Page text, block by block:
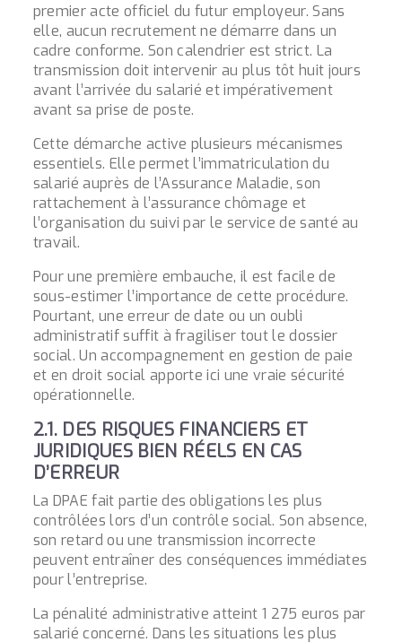
premier acte officiel du futur employeur. Sans
elle, aucun recrutement ne démarre dans un
cadre conforme. Son calendrier est strict. La
transmission doit intervenir au plus tôt huit jours
avant l’arrivée du salarié et impérativement
avant sa prise de poste.
Cette démarche active plusieurs mécanismes
essentiels. Elle permet l’immatriculation du
salarié auprès de l’Assurance Maladie, son
rattachement à l’assurance chômage et
l’organisation du suivi par le service de santé au
travail.
Pour une première embauche, il est facile de
sous-estimer l’importance de cette procédure.
Pourtant, une erreur de date ou un oubli
administratif suffit à fragiliser tout le dossier
social. Un accompagnement en gestion de paie
et en droit social apporte ici une vraie sécurité
opérationnelle.
2.1. DES RISQUES FINANCIERS ET
JURIDIQUES BIEN RÉELS EN CAS
D’ERREUR
La DPAE fait partie des obligations les plus
contrôlées lors d’un contrôle social. Son absence,
son retard ou une transmission incorrecte
peuvent entraîner des conséquences immédiates
pour l’entreprise.
La pénalité administrative atteint 1 275 euros par
salarié concerné. Dans les situations les plus